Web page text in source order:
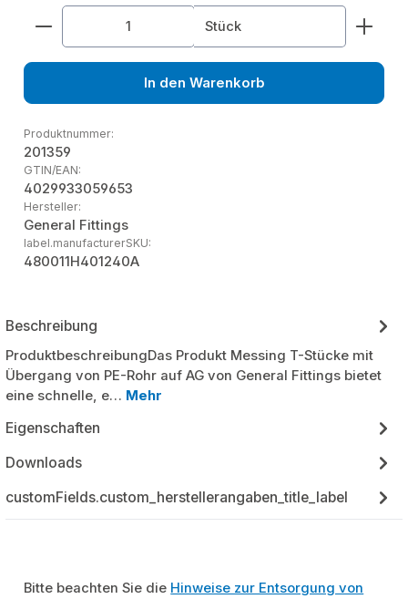
Produkt Anzahl: Gib den gewünschten Wert
Stück
In den Warenkorb
Produktnummer:
201359
GTIN/EAN:
4029933059653
Hersteller:
General Fittings
label.manufacturerSKU:
480011H401240A
Beschreibung
ProduktbeschreibungDas Produkt Messing T-Stücke mit
Übergang von PE-Rohr auf AG von General Fittings bietet
eine schnelle, e… Mehr
Eigenschaften
Downloads
customFields.custom_herstellerangaben_title_label
Bitte beachten Sie die Hinweise zur Entsorgung von